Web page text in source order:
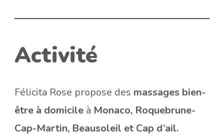
Activité
Félicita Rose propose des massages bien-
être à domicile à Monaco, Roquebrune-
Cap-Martin, Beausoleil et Cap d’ail.